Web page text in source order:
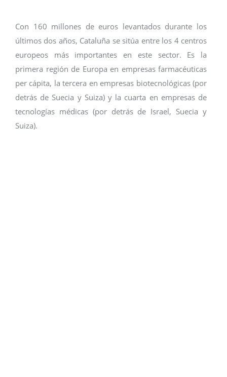
Con 160 millones de euros levantados durante los
últimos dos años, Cataluña se sitúa entre los 4 centros
europeos más importantes en este sector. Es la
primera región de Europa en empresas farmacéuticas
per cápita, la tercera en empresas biotecnológicas (por
detrás de Suecia y Suiza) y la cuarta en empresas de
tecnologías médicas (por detrás de Israel, Suecia y
Suiza).